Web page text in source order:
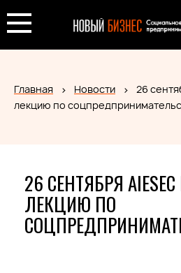
Главная Новости
26
лекцию по
26 СЕНТЯБРЯ
ЛЕКЦИЮ ПО